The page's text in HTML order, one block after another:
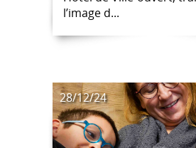
l’image d...
28/12/24